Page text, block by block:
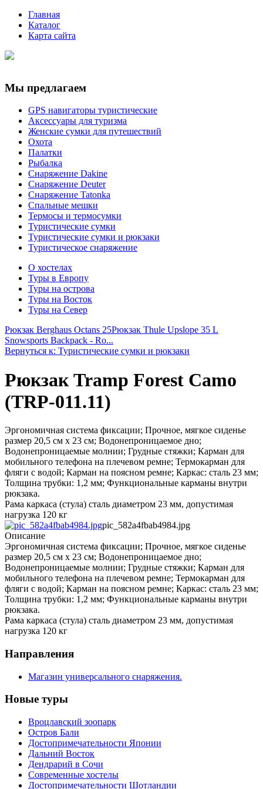
Главная
Каталог
Карта сайта
Мы предлагаем
GPS навигаторы туристические
Аксессуары для туризма
Женские сумки для путешествий
Охота
Палатки
Рыбалка
Снаряжение Dakine
Снаряжение Deuter
Снаряжение Tatonka
Спальные мешки
Термосы и термосумки
Туристические сумки
Туристические сумки и рюкзаки
Туристическое снаряжение
О хостелах
Туры в Европу
Туры на острова
Туры на Восток
Туры на Север
Рюкзак Berghaus Octans 25Рюкзак Thule Upslope 35 L
Snowsports Backpack - Ro...
Вернуться к: Туристические сумки и рюкзаки
Рюкзак Tramp Forest Camo
(TRP-011.11)
Эргономичная система фиксации; Прочное, мягкое сиденье
размер 20,5 см х 23 см; Водонепроницаемое дно;
Водонепроницаемые молнии; Грудные стяжки; Карман для
мобильного телефона на плечевом ремне; Термокарман для
фляги с водой; Карман на поясном ремне; Каркас: сталь 23 мм;
Толщина трубки: 1,2 мм; Функциональные карманы внутри
рюкзака.
Рама каркаса (стула) сталь диаметром 23 мм, допустимая
нагрузка 120 кг
pic_582a4fbab4984.jpg
Описание
Эргономичная система фиксации; Прочное, мягкое сиденье
размер 20,5 см х 23 см; Водонепроницаемое дно;
Водонепроницаемые молнии; Грудные стяжки; Карман для
мобильного телефона на плечевом ремне; Термокарман для
фляги с водой; Карман на поясном ремне; Каркас: сталь 23 мм;
Толщина трубки: 1,2 мм; Функциональные карманы внутри
рюкзака.
Рама каркаса (стула) сталь диаметром 23 мм, допустимая
нагрузка 120 кг
Направления
Магазин универсального снаряжения.
Новые туры
Вроцлавский зоопарк
Остров Бали
Достопримечательности Японии
Дальний Восток
Дендрарий в Сочи
Современные хостелы
Достопримечательности Шотландии